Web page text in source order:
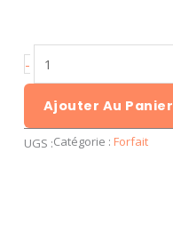
-
de
Apprenez
à
mieux
Ajouter Au Panier
UGS :Catégorie : Forfait